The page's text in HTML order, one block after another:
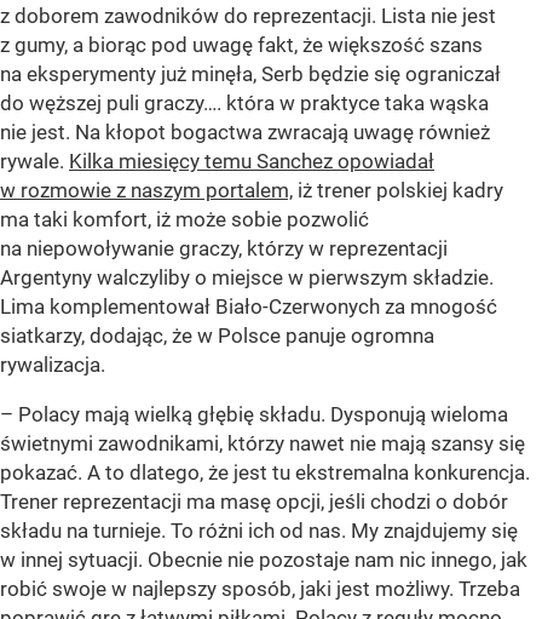
z doborem zawodników do reprezentacji. Lista nie jest
z gumy, a biorąc pod uwagę fakt, że większość szans
na eksperymenty już minęła, Serb będzie się ograniczał
do węższej puli graczy…. która w praktyce taka wąska
nie jest. Na kłopot bogactwa zwracają uwagę również
rywale. Kilka miesięcy temu Sanchez opowiadał
w rozmowie z naszym portalem, iż trener polskiej kadry
ma taki komfort, iż może sobie pozwolić
na niepowoływanie graczy, którzy w reprezentacji
Argentyny walczyliby o miejsce w pierwszym składzie.
Lima komplementował Biało-Czerwonych za mnogość
siatkarzy, dodając, że w Polsce panuje ogromna
rywalizacja.
– Polacy mają wielką głębię składu. Dysponują wieloma
świetnymi zawodnikami, którzy nawet nie mają szansy się
pokazać. A to dlatego, że jest tu ekstremalna konkurencja.
Trener reprezentacji ma masę opcji, jeśli chodzi o dobór
składu na turnieje. To różni ich od nas. My znajdujemy się
w innej sytuacji. Obecnie nie pozostaje nam nic innego, jak
robić swoje w najlepszy sposób, jaki jest możliwy. Trzeba